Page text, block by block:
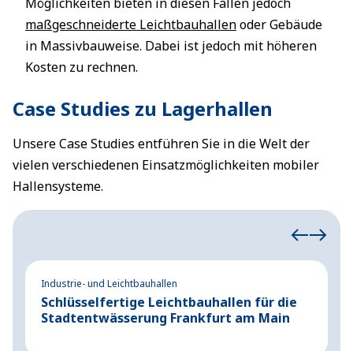
maßgeschneiderte Leichtbauhallenoder Gebäude
in Massivbauweise. Dabei ist jedoch mit höheren
Kosten zu rechnen.
Case Studies zu Lagerhallen
Unsere Case Studies entführen Sie in die Welt der
vielen verschiedenen Einsatzmöglichkeiten mobiler
Hallensysteme.
Industrie- und Leichtbauhallen
Schlüsselfertige Leichtbauhallen für die
Stadtentwässerung Frankfurt am Main